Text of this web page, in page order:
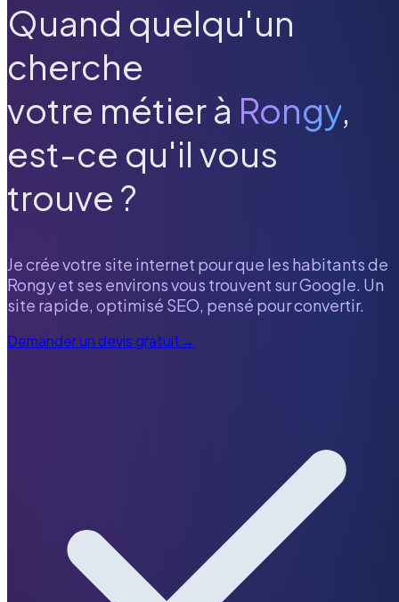
Quand quelqu'un
cherche
votre métier à Rongy,
est-ce qu'il vous
trouve ?
Je crée votre site internet pour que les habitants de
Rongyet ses environs vous trouvent sur Google. Un
site rapide, optimisé SEO, pensé pour convertir.
Demander un devis gratuit→